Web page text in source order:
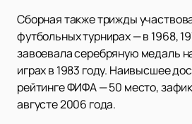
Сборная также трижды
футбольных турнирах — в 1968,
завоевала серебряную медаль
играх в 1983 году. Наивысшее
рейтинге ФИФА — 50 место,
августе 2006 года.